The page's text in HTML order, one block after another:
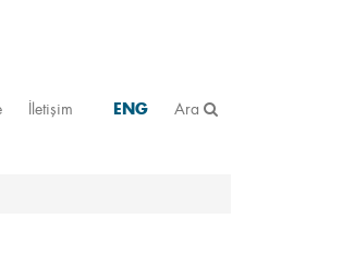
İletişim ENG Ara